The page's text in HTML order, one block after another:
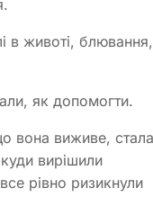
в животі,
як допомогти.
вона виживе, стала
вирішили
рівно ризикнули